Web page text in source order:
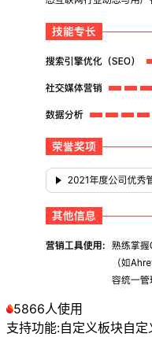
5866人使用
支持功能:自定义板块自定